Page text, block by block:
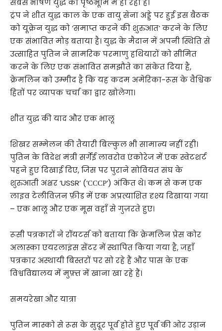
सबसे भीषण युद्ध की पृष्ठभूमि में हो रही है।
ट्रंप ने शीत युद्ध काल के एक वायु सेना अड्डे पर हुई इस बैठक
को यूक्रेन युद्ध को ‘समाप्त करने की शुरुआत’ करने के लिए
एक संभावित मोड़ बताया है। युद्ध के मैदान में अपनी स्थिति से
उत्साहित पुतिन ने सामरिक परमाणु हथियारों को सीमित
करने के लिए एक संभावित समझौते का संकेत दिया है,
क्रेमलिन को उम्मीद है कि यह कदम अमेरिका-रूस के वैश्विक
हितों पर व्यापक चर्चा का द्वार खोलेगा।
शीत युद्ध की याद और एक भालू
शिखर सम्मेलन की तैयारी बिल्कुल भी सामान्य नहीं रही।
पुतिन के विदेश मंत्री सर्गेई लावरोव एंकोरेज में एक स्वेटशर्ट
पहने हुए दिखाई दिए, जिस पर पुराने सोवियत संघ के
शुरुआती अक्षर ‘USSR’ (‘СССР’) अंकित थे। कम से कम एक
लाइव टेलीविज़न फ़ीड में एक अप्रत्याशित दृश्य दिखाया गया
– एक भालू और एक मूस वहाँ से गुज़रते हुए।
रूसी पत्रकारों ने रॉयटर्स को बताया कि क्रेमलिन प्रेस कोर
अलास्का एयरलाइंस सेंटर में स्थापित किया गया है, जहाँ
पत्रकार अस्थायी बिस्तरों पर सो रहे हैं और पास के एक
विश्वविद्यालय में मुफ़्त में खाना खा रहे हैं।
समयरेखा और यात्रा
पुतिन मास्को से रूस के सुदूर पूर्व होते हुए पूर्व की ओर उड़ान